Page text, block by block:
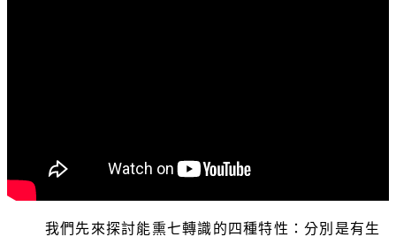
藏，祂就像一個倉庫一樣，專門負責收藏，而且是不會簡
擇地收藏一切熏習進來的善惡染淨種子。
我們先來探討能熏七轉識的四種特性：分別是有生